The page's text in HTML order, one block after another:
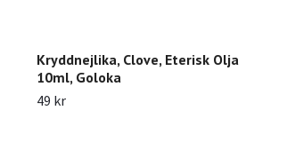
Kryddnejlika, Clove, Eterisk Olja
10ml, Goloka
49 kr